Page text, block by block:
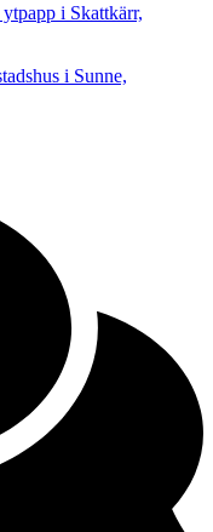
i Skattkärr,
i Sunne,